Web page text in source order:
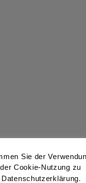
Sie der
Cookie-Nutzung zu